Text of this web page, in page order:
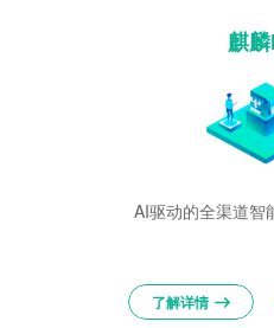
麒
AI驱动的全渠道智
了解详情